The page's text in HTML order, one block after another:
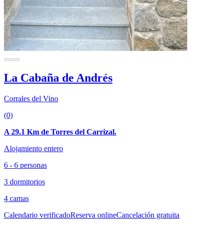
La Cabaña de Andrés
Corrales del Vino
(0)
A 29.1 Km de Torres del Carrizal.
Alojamiento entero
6 - 6 personas
3 dormitorios
4 camas
Calendario verificadoReserva onlineCancelación gratuita